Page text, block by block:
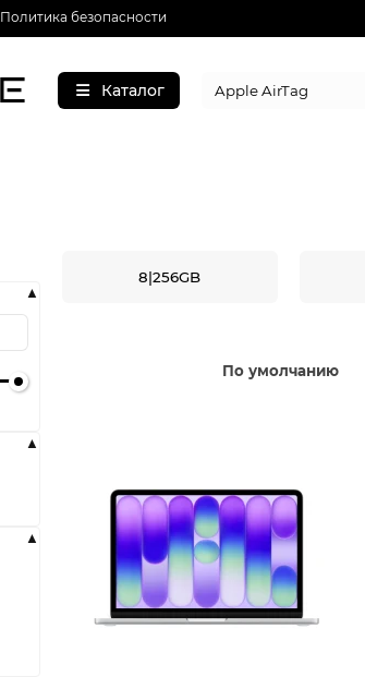
Политика безопасности
Каталог
8|256GB
По умолчанию